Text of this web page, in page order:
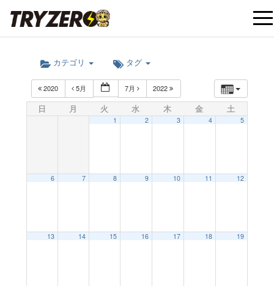
t
カテゴリ タグ
2020 5月 7月 2022
日 月 火 水 木 金 土
1 2 3 4 5
6 7 8 9 10 11 12
13 14 15 16 17 18 19